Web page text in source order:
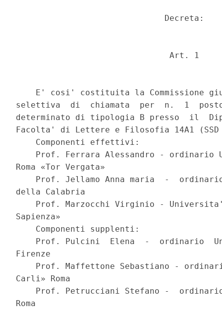
                              Decreta:
                               Art. 1
E' cosi' costituita la Commissione
selettiva  di  chiamata  per  n.  1
determinato di tipologia B presso  il
Facolta' di Lettere e Filosofia 14A1
    Componenti effettivi:
Prof. Ferrara Alessandro - ordinario
Roma «Tor Vergata»
Prof. Jellamo Anna maria  -
della Calabria
Prof. Marzocchi Virginio -
Sapienza»
    Componenti supplenti:
Prof. Pulcini  Elena  -  ordinario
Firenze
Prof. Maffettone Sebastiano -
Carli» Roma
Prof. Petrucciani Stefano -